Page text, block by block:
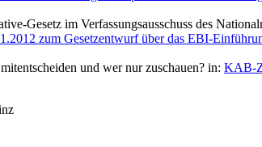
Gesetz im Verfassungsausschuss des
zum Gesetzentwurf über das EBI-
und wer nur zuschauen? in: KAB-